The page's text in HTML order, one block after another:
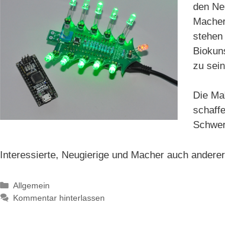
den
zu
Die
Interessierte, Neugierige und Macher auch
Kategorien
Allgemein
Kommentar hinterlassen